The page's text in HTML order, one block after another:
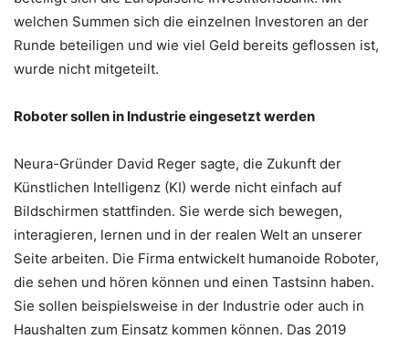
welchen Summen sich die einzelnen Investoren an der
Runde beteiligen und wie viel Geld bereits geflossen ist,
wurde nicht mitgeteilt.
Roboter sollen in Industrie eingesetzt werden
Neura-Gründer David Reger sagte, die Zukunft der
Künstlichen Intelligenz (KI) werde nicht einfach auf
Bildschirmen stattfinden. Sie werde sich bewegen,
interagieren, lernen und in der realen Welt an unserer
Seite arbeiten. Die Firma entwickelt humanoide Roboter,
die sehen und hören können und einen Tastsinn haben.
Sie sollen beispielsweise in der Industrie oder auch in
Haushalten zum Einsatz kommen können. Das 2019